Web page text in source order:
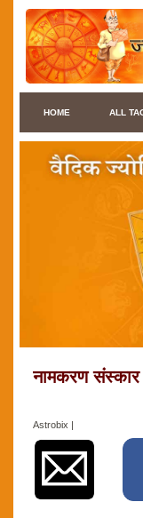
HOME ALL
नामकरण संस्कार
Astrobix |